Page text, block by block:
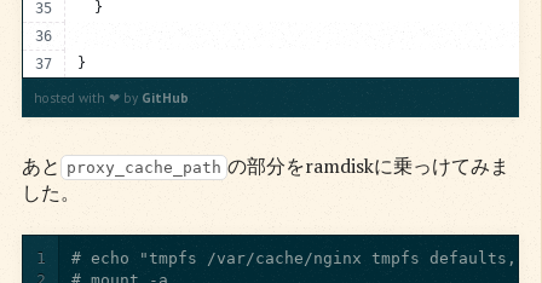
  }
}
hosted with ❤ by GitHub
あと proxy_cache_path の部分をramdiskに乗っけてみま
した。
1